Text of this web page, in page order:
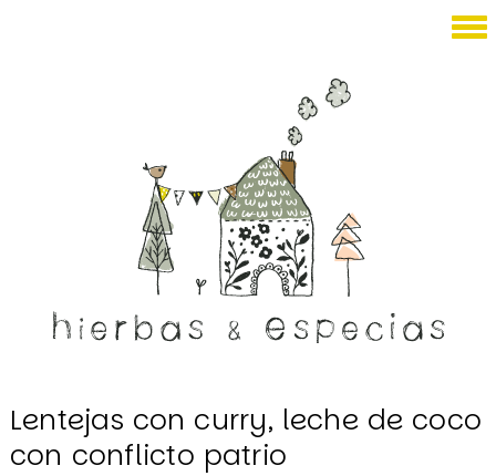
Lentejas con curry, leche de coco
con conflicto patrio